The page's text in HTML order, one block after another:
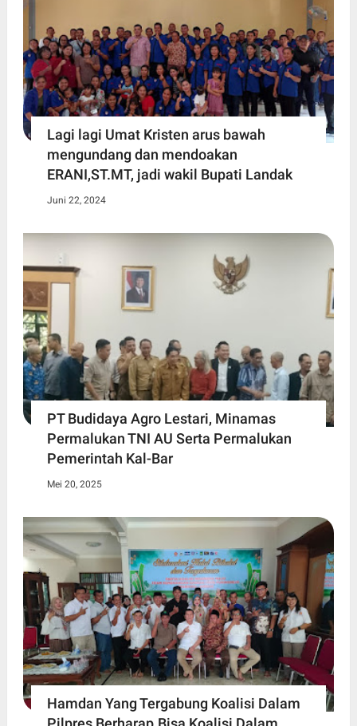
Lagi lagi Umat Kristen arus bawah
mengundang dan mendoakan
ERANI,ST.MT, jadi wakil Bupati Landak
Juni 22, 2024
PT Budidaya Agro Lestari, Minamas
Permalukan TNI AU Serta Permalukan
Pemerintah Kal-Bar
Mei 20, 2025
Hamdan Yang Tergabung Koalisi Dalam